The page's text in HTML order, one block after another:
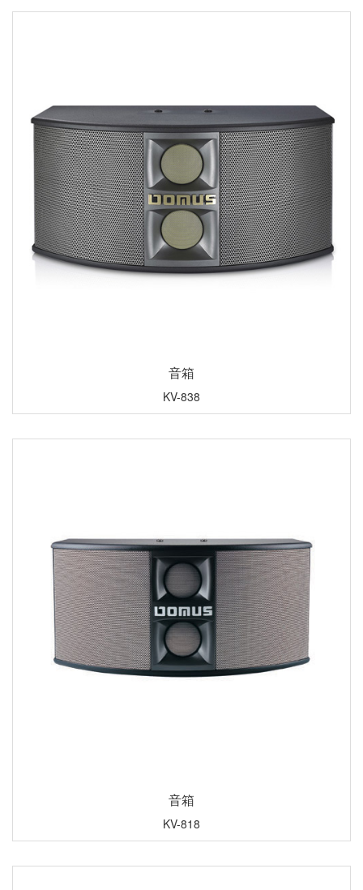
音箱
KV-838
音箱
KV-818